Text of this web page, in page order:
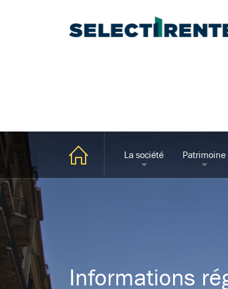
La société Patrimoine
Informations